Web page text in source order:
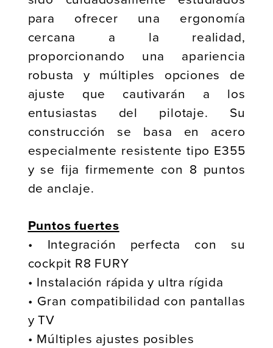
para ofrecer una ergonomía
cercana a la realidad,
proporcionando una apariencia
robusta y múltiples opciones de
ajuste que cautivarán a los
entusiastas del pilotaje. Su
construcción se basa en acero
especialmente resistente tipo E355
y se fija firmemente con 8 puntos
de anclaje.
Puntos fuertes
• Integración perfecta con su
cockpit R8 FURY
• Instalación rápida y ultra rígida
• Gran compatibilidad con pantallas
y TV
• Múltiples ajustes posibles